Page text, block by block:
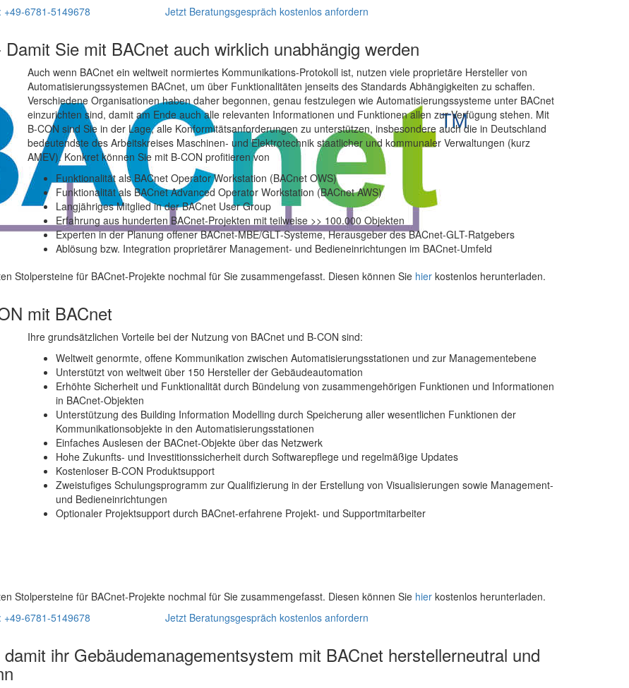
6781-5149678
Jetzt Beratungsgespräch kostenlos anfordern
Sie mit BACnet auch wirklich unabhängig werden
Auch wenn BACnet ein weltweit normiertes Kommunikations-Protokoll ist, nutzen viele proprietäre Hersteller von
Automatisierungssystemen BACnet, um über Funktionalitäten jenseits des Standards Abhängigkeiten zu schaffen.
Verschiedene Organisationen haben daher begonnen, genau festzulegen wie Automatisierungssysteme unter BACnet
einzurichten sind, damit am Ende auch alle relevanten Informationen und Funktionen allen zur Verfügung stehen. Mit
B-CON sind Sie in der Lage, alle Konformitätsanforderungen zu unterstützen, insbesondere auch die in Deutschland
bedeutendste des Arbeitskreises Maschinen- und Elektrotechnik staatlicher und kommunaler Verwaltungen (kurz
AMEV). Konkret können Sie mit B-CON profitieren von
Funktionalität als BACnet Operator Workstation (BACnet OWS)
Funktionalität als BACnet Advanced Operator Workstation (BACnet AWS)
Langjähriges Mitglied in der BACnet User Group
Erfahrung aus hunderten BACnet-Projekten mit teilweise >> 100.000 Objekten
Experten in der Planung offener BACnet-MBE/GLT-Systeme, Herausgeber des BACnet-GLT-Ratgebers
Ablösung bzw. Integration proprietärer Management- und Bedieneinrichtungen im BACnet-Umfeld
Stolpersteine für BACnet-Projekte nochmal für Sie zusammengefasst. Diesen können Sie hierkostenlos herunterladen.
mit BACnet
Ihre grundsätzlichen Vorteile bei der Nutzung von BACnet und B-CON sind:
Weltweit genormte, offene Kommunikation zwischen Automatisierungsstationen und zur Managementebene
Unterstützt von weltweit über 150 Hersteller der Gebäudeautomation
Erhöhte Sicherheit und Funktionalität durch Bündelung von zusammengehörigen Funktionen und Informationen
in BACnet-Objekten
Unterstützung des Building Information Modelling durch Speicherung aller wesentlichen Funktionen der
Kommunikationsobjekte in den Automatisierungsstationen
Einfaches Auslesen der BACnet-Objekte über das Netzwerk
Hohe Zukunfts- und Investitionssicherheit durch Softwarepflege und regelmäßige Updates
Kostenloser B-CON Produktsupport
Zweistufiges Schulungsprogramm zur Qualifizierung in der Erstellung von Visualisierungen sowie Management-
und Bedieneinrichtungen
Optionaler Projektsupport durch BACnet-erfahrene Projekt- und Supportmitarbeiter
Stolpersteine für BACnet-Projekte nochmal für Sie zusammengefasst. Diesen können Sie hierkostenlos herunterladen.
6781-5149678
Jetzt Beratungsgespräch kostenlos anfordern
ihr Gebäudemanagementsystem mit BACnet herstellerneutral und